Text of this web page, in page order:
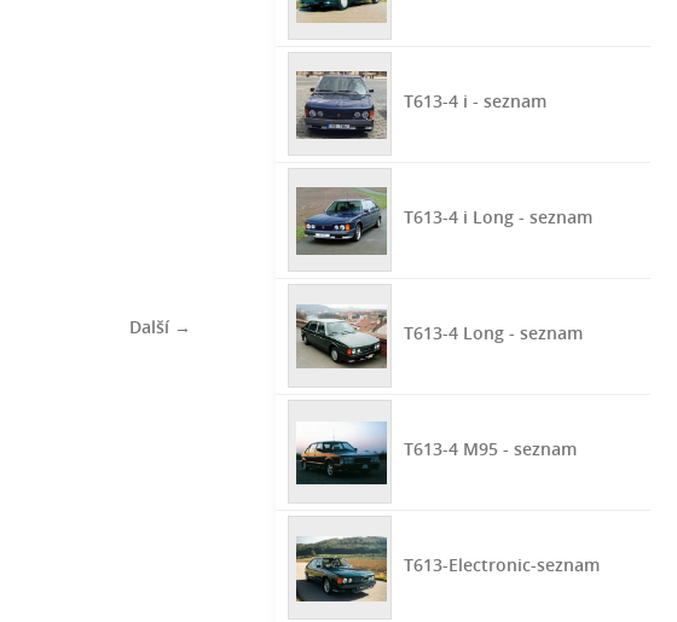
Další →
T613-4 i - seznam
T613-4 i Long - seznam
T613-4 Long - seznam
T613-4 M95 - seznam
T613-Electronic-seznam